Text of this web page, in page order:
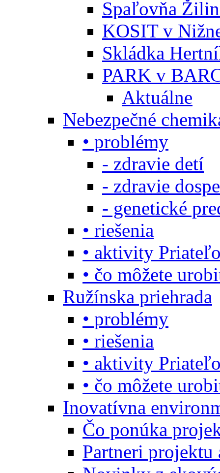
Spaľovňa
KOSIT v
Skládka
PARK v
Aktuálne
Nebezpečné
• problémy
- zdravie detí
- zdravie
- genetické
• riešenia
• aktivity
• čo môžete
Ružínska priehrada
• problémy
• riešenia
• aktivity
• čo môžete
Inovatívna
Čo ponúka
Partneri projektu